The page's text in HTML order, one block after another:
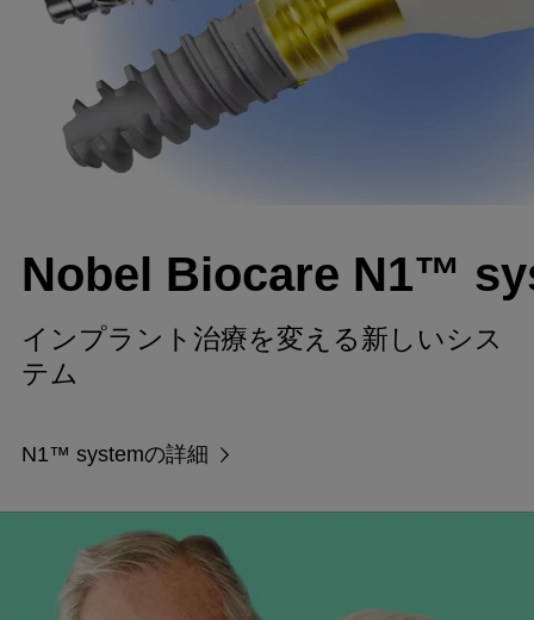
Nobel Biocare N1™
インプラント治療を変える新しいシス
テム
N1™ systemの詳細